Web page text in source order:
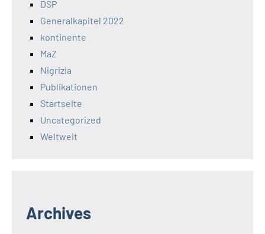
DSP
Generalkapitel 2022
kontinente
MaZ
Nigrizia
Publikationen
Startseite
Uncategorized
Weltweit
Archives